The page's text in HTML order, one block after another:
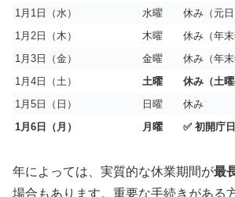
1月1日（水）
水曜
休み（元日
1月2日（木）
木曜
休み（年末
1月3日（金）
金曜
休み（年末
1月4日（土）
土曜
休み（土曜
1月5日（日）
日曜
休み
1月6日（月）
月曜 ✅ 初開庁日
年によっては、実質的な休業期間が最
場合もあります。重要な手続きがある